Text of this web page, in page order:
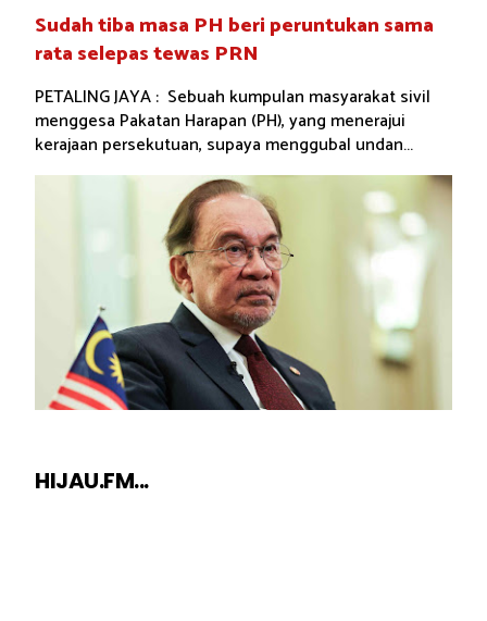
Sudah tiba masa PH beri peruntukan sama
rata selepas tewas PRN
PETALING JAYA : Sebuah kumpulan masyarakat sivil
menggesa Pakatan Harapan (PH), yang menerajui
kerajaan persekutuan, supaya menggubal undan...
HIJAU.FM...